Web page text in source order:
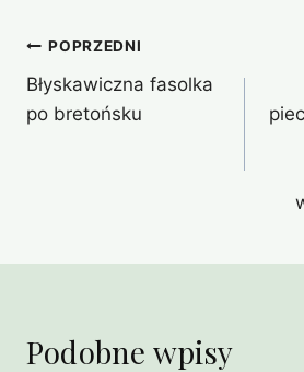
Nawigacja
wpisu
POPRZEDNI
Błyskawiczna fasolka
po bretońsku
Podobne wpisy